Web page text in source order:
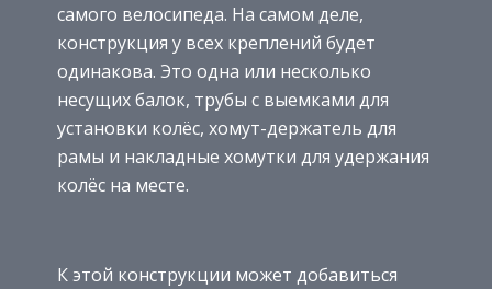
самого велосипеда. На самом деле,
конструкция у всех креплений будет
одинакова. Это одна или несколько
несущих балок, трубы с выемками для
установки колёс, хомут-держатель для
рамы и накладные хомутки для удержания
колёс на месте.
К этой конструкции может добавиться